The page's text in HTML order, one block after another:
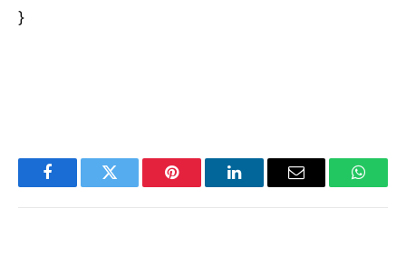
}
FacebookTwitter Pinterest LinkedInEmail